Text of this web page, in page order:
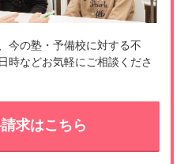
今の塾・予備校に対する不
時などお気軽にご相談くださ
求はこちら